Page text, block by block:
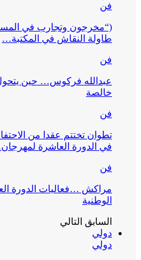
فن
(“مخرجون وتجارب في
طاولة النقاش في المكتبة…
فن
عبدالله فركوس… حين يتحول
خالصة
فن
تطوان تختتم عقدا من
في الدورة العاشرة
فن
مراكش …فعاليات الدورة
الوطنية
السابق التالي
دولي
دولي